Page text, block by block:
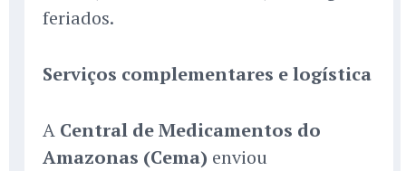
feriados.
Serviços complementares e logística
A Central de Medicamentos do
Amazonas (Cema) enviou